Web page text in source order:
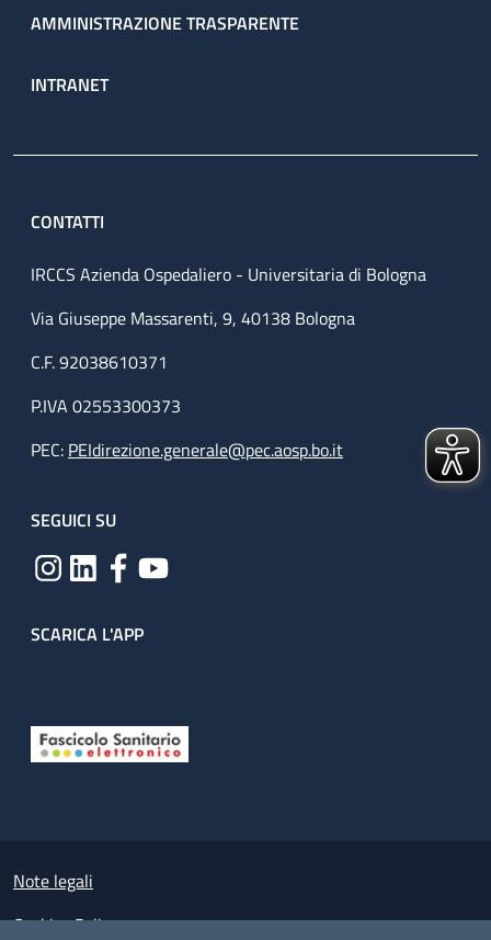
AMMINISTRAZIONE TRASPARENTE
INTRANET
CONTATTI
IRCCS Azienda Ospedaliero - Universitaria di Bologna
Via Giuseppe Massarenti, 9, 40138 Bologna
C.F. 92038610371
P.IVA 02553300373
PEC: PEIdirezione.generale@pec.aosp.bo.it
SEGUICI SU
SCARICA L'APP
Small prints
Note legali
Cookies Policy